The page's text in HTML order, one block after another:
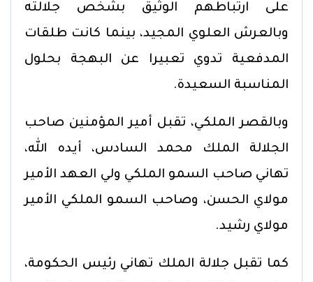
على ارتباطهم الوثيق بشخص جلالته
وبالعرش العلوي المجيد، بينما كانت طلقات
المدفعية تدوي تعبيرا عن البهجة بحلول
المناسبة السعيدة.
وبالقصر الملكي، تقبل أمير المؤمنين صاحب
الجلالة الملك محمد السادس، أيده الله،
تهاني صاحب السمو الملكي ولي العهد الأمير
مولاي الحسن، وصاحب السمو الملكي الأمير
مولاي رشيد.
كما تقبل جلالة الملك تهاني رئيس الحكومة،